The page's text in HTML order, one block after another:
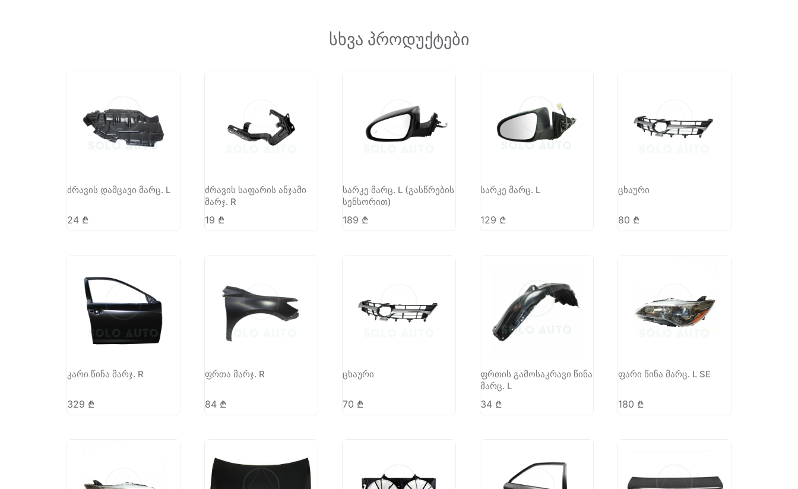
სხვა პროდუქტები
ძრავის დამცავი მარც. L
24 ₾
ძრავის საფარის ანჯამი
მარჯ. R
19 ₾
სარკე მარც. L (გასწრების
სენსორით)
189 ₾
სარკე მარც. L
129 ₾
ცხაური
80 ₾
კარი წინა მარჯ. R
329 ₾
ფრთა მარჯ. R
84 ₾
ცხაური
70 ₾
ფრთის გამოსაკრავი წინა
მარც. L
34 ₾
ფარი წინა მარც. L SE
180 ₾